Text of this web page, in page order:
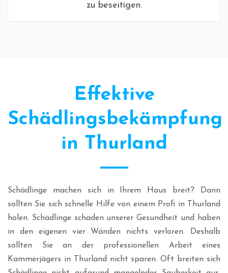
zu beseitigen.
Effektive
Schädlingsbekämpfung
in Thurland
Schädlinge machen sich in Ihrem Haus breit? Dann
sollten Sie sich schnelle Hilfe von einem Profi in Thurland
holen. Schädlinge schaden unserer Gesundheit und haben
in den eigenen vier Wänden nichts verloren. Deshalb
sollten Sie an der professionellen Arbeit eines
Kammerjägers in Thurland nicht sparen. Oft breiten sich